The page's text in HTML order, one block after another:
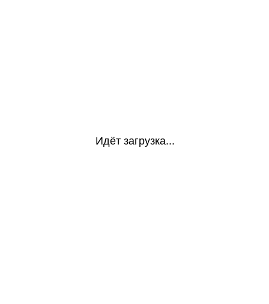
Идёт загрузка...